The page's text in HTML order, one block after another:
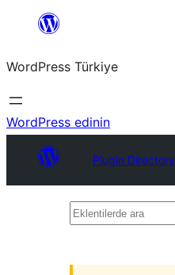
İçeriğe
WordPress Türkiye
WordPress edinin
Plugin Directory
Eklentilerde